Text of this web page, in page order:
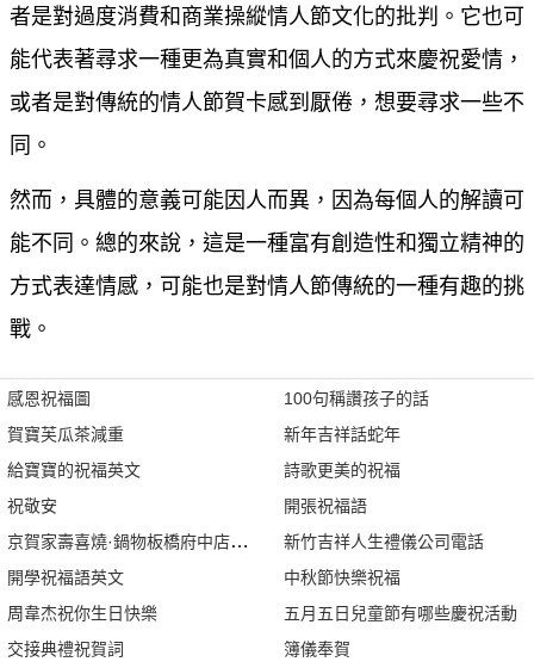
者是對過度消費和商業操縱情人節文化的批判。它也可
能代表著尋求一種更為真實和個人的方式來慶祝愛情，
或者是對傳統的情人節賀卡感到厭倦，想要尋求一些不
同。
然而，具體的意義可能因人而異，因為每個人的解讀可
能不同。總的來說，這是一種富有創造性和獨立精神的
方式表達情感，可能也是對情人節傳統的一種有趣的挑
戰。
感恩祝福圖
賀寶芙瓜茶減重
給寶寶的祝福英文
祝敬安
京賀家壽喜燒·鍋物板橋府中店評分為何
開學祝福語英文
周韋杰祝你生日快樂
交接典禮祝賀詞
100句稱讚孩子的話
新年吉祥話蛇年
詩歌更美的祝福
開張祝福語
新竹吉祥人生禮儀公司電話
中秋節快樂祝福
五月五日兒童節有哪些慶祝活動
簿儀奉賀